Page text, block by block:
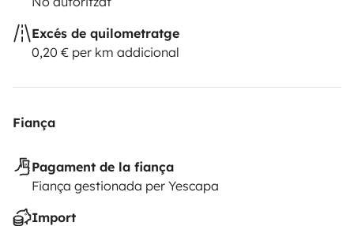
Excés de quilometratge
0,20 € per km addicional
Fiança
Pagament de la fiança
Fiança gestionada per Yescapa
Import